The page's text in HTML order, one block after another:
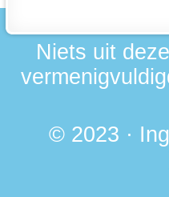
Niets uit
© 2023 ·